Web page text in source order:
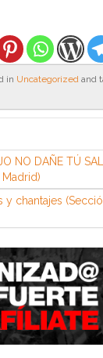
in Uncategorized and
NO DAÑE TÚ
Madrid)
y chantajes